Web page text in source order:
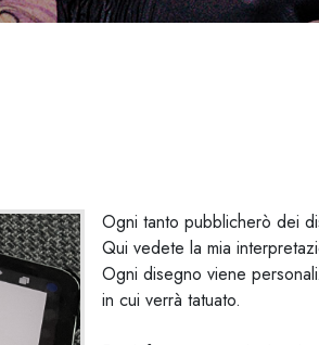
Ogni tanto pubblicherò dei
Qui vedete la mia
Ogni disegno viene
in cui verrà tatuato.